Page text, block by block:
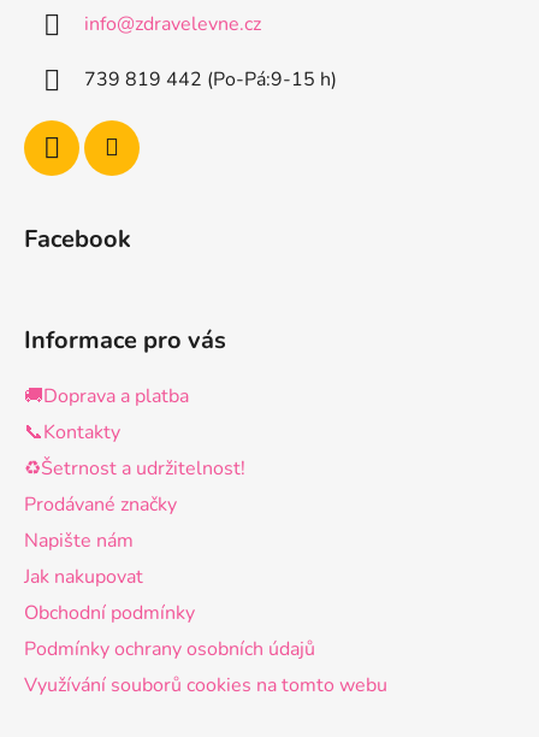
info@zdravelevne.cz
739 819 442 (Po-Pá:9-15 h)
Facebook
Informace pro vás
🚚Doprava a platba
📞Kontakty
♻️Šetrnost a udržitelnost!
Prodávané značky
Napište nám
Jak nakupovat
Obchodní podmínky
Podmínky ochrany osobních údajů
Využívání souborů cookies na tomto webu